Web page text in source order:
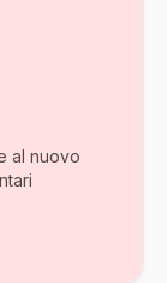
al nuovo